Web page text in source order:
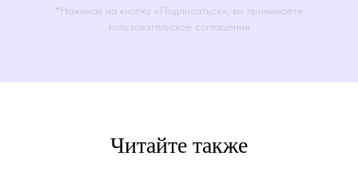
*Нажимая на кнопку «Подписаться», вы принимаете
пользовательское соглашение
Читайте также